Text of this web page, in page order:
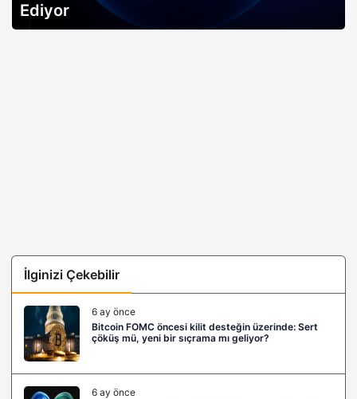
açıklıyor…
İlginizi Çekebilir
6 ay önce
Bitcoin FOMC öncesi kilit desteğin üzerinde: Sert
çöküş mü, yeni bir sıçrama mı geliyor?
6 ay önce